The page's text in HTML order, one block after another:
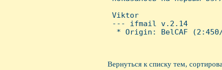
Viktor
--- ifmail v.2.14
* Origin: BelCAF
Вернуться к списку тем,